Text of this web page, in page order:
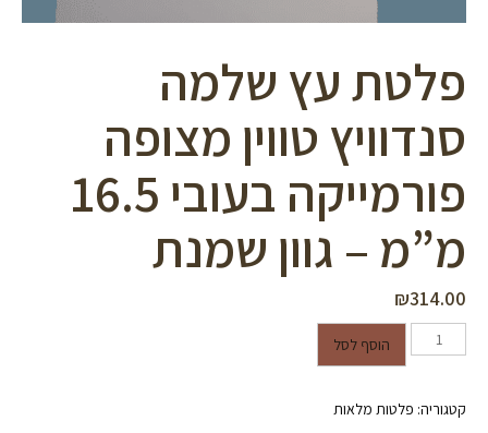
פלטת עץ שלמה
סנדוויץ טווין מצופה
פורמייקה בעובי 16.5
מ”מ – גוון שמנת
₪314.00
כמות של פלטת עץ שלמה סנדוויץ
הוסף לסל
קטגוריה: פלטות מלאות